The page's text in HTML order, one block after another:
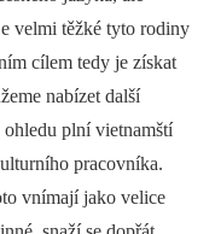
velmi těžké tyto rodiny
cílem tedy je získat
nabízet další
plní vietnamští
pracovníka.
vnímají jako velice